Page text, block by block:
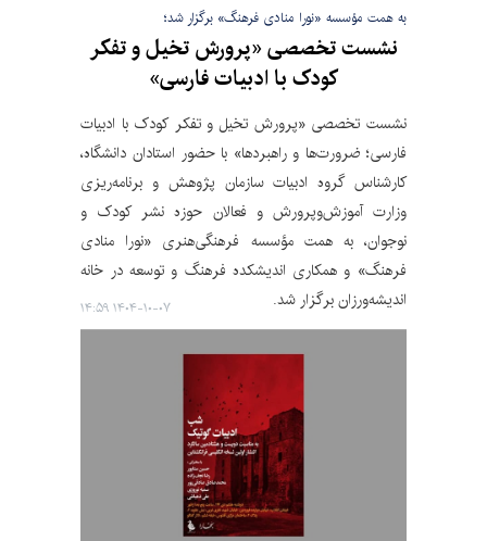
به همت مؤسسه «نورا منادی فرهنگ» برگزار شد؛
نشست تخصصی «پرورش تخیل و تفکر
کودک با ادبیات فارسی»
نشست تخصصی «پرورش تخیل و تفکر کودک با ادبیات
فارسی؛ ضرورت‌ها و راهبردها» با حضور استادان دانشگاه،
کارشناس گروه ادبیات سازمان پژوهش و برنامه‌ریزی
وزارت آموزش‌وپرورش و فعالان حوزه نشر کودک و
نوجوان، به همت مؤسسه فرهنگی‌هنری «نورا منادی
فرهنگ» و همکاری اندیشکده فرهنگ و توسعه در خانه
اندیشه‌ورزان برگزار شد.
۱۴۰۴-۱۰-۰۷ ۱۴:۵۹